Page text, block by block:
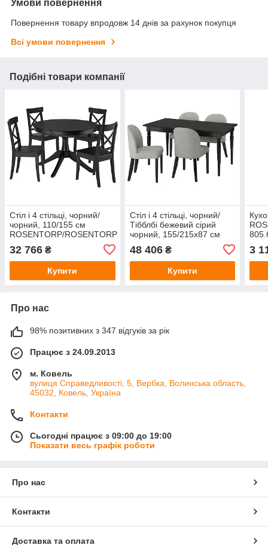
Умови повернення
Повернення товару впродовж 14 днів за рахунок покупця
Всі умови повернення
Подібні товари компанії
Стіл і 4 стільці, чорний/
чорний, 110/155 см
ROSENTORP/ROSENTORP
32 766 ₴
Купити
Стіл і 4 стільці, чорний/
Тібблбі бежевий сірий
чорний, 155/215x87 см
ROSENTORP/ROSENTORP
IKEA 896.101.30
48 406₴
Купити
3
Про нас
98% позитивних з 347 відгуків за рік
Працює з 24.09.2013
м. Ковель
вулиця Справедливості, 5, Вербка, Волинська область,
45032, Ковель, Україна
Контакти
Сьогодні працює з 09:00 до 19:00
Показати весь графік роботи
Про нас
Контакти
Доставка та оплата